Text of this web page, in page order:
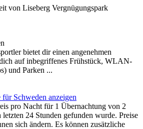
von Liseberg Vergnügungspark
bietet dir einen angenehmen
auf inbegriffenes Frühstück, WLAN-
und Parken ...
Schweden anzeigen
pro Nacht für 1 Übernachtung von 2
24 Stunden gefunden wurde. Preise
sich ändern. Es können zusätzliche